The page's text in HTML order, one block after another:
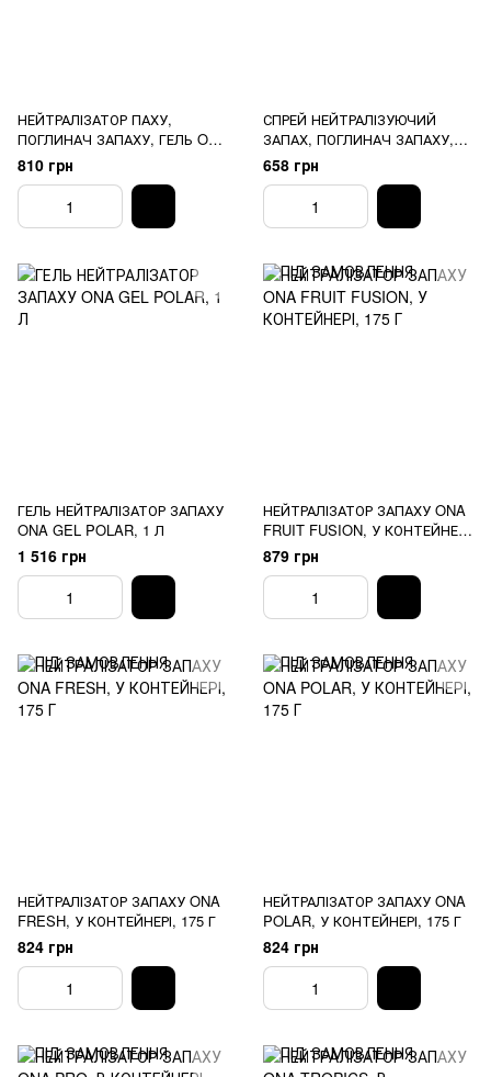
НЕЙТРАЛІЗАТОР ПАХУ,
ПОГЛИНАЧ ЗАПАХУ, ГЕЛЬ ONA
GEL LEMONGRASS, 400г
810 грн
СПРЕЙ НЕЙТРАЛІЗУЮЧИЙ
ЗАПАХ, ПОГЛИНАЧ ЗАПАХУ,
СПРЕЙ ONA LEMONGRASS
SPRAY 250мл
658 грн
ГЕЛЬ НЕЙТРАЛІЗАТОР ЗАПАХУ
ONA GEL POLAR, 1 Л
1 516 грн
НЕЙТРАЛІЗАТОР ЗАПАХУ ONA
FRUIT FUSION, У КОНТЕЙНЕРІ,
175 Г
879 грн
НЕЙТРАЛІЗАТОР ЗАПАХУ ONA
FRESH, У КОНТЕЙНЕРІ, 175 Г
824 грн
НЕЙТРАЛІЗАТОР ЗАПАХУ ONA
POLAR, У КОНТЕЙНЕРІ, 175 Г
824 грн